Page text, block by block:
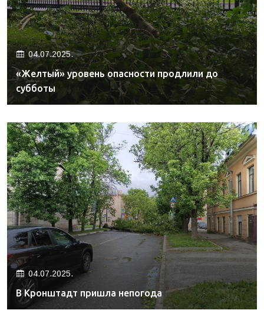
04.07.2025.
«Желтый» уровень опасности продлили до
субботы
04.07.2025.
В Кронштадт пришла непогода